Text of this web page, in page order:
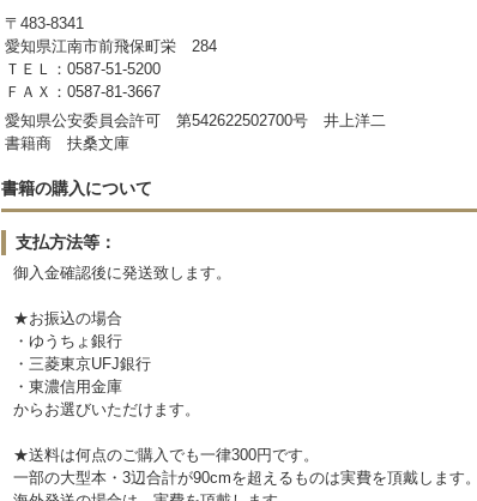
〒483-8341
愛知県江南市前飛保町栄 284
ＴＥＬ：0587-51-5200
ＦＡＸ：0587-81-3667
愛知県公安委員会許可 第542622502700号 井上洋二
書籍商 扶桑文庫
書籍の購入について
支払方法等：
御入金確認後に発送致します。
★お振込の場合
・ゆうちょ銀行
・三菱東京UFJ銀行
・東濃信用金庫
からお選びいただけます。
★送料は何点のご購入でも一律300円です。
一部の大型本・3辺合計が90cmを超えるものは実費を頂戴します。